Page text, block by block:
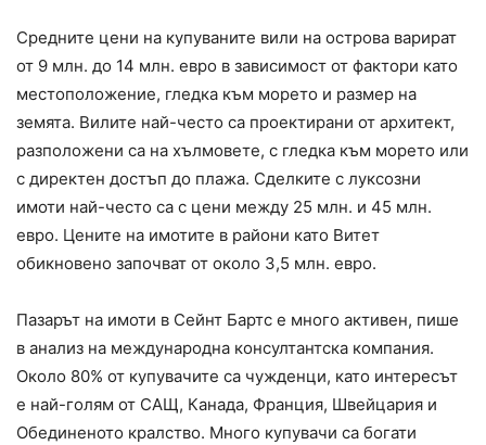
Средните цени на купуваните вили на острова варират
от 9 млн. до 14 млн. евро в зависимост от фактори като
местоположение, гледка към морето и размер на
земята. Вилите най-често са проектирани от архитект,
разположени са на хълмовете, с гледка към морето или
с директен достъп до плажа. Сделките с луксозни
имоти най-често са с цени между 25 млн. и 45 млн.
евро. Цените на имотите в райони като Витет
обикновено започват от около 3,5 млн. евро.
Пазарът на имоти в Сейнт Бартс е много активен, пише
в анализ на международна консултантска компания.
Около 80% от купувачите са чужденци, като интересът
е най-голям от САЩ, Канада, Франция, Швейцария и
Обединеното кралство. Много купувачи са богати